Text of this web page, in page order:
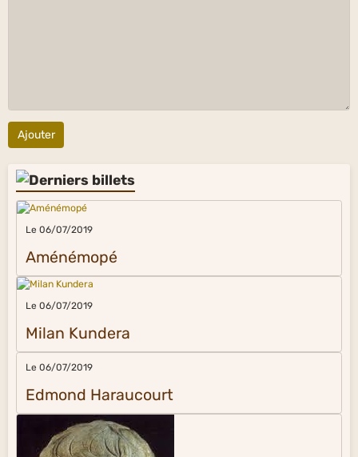
Ajouter
Le 06/07/2019
Aménémopé
Le 06/07/2019
Milan Kundera
Le 06/07/2019
Edmond Haraucourt